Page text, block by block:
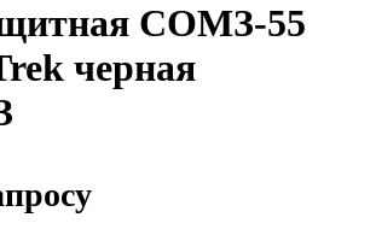
СОМЗ-55
черная